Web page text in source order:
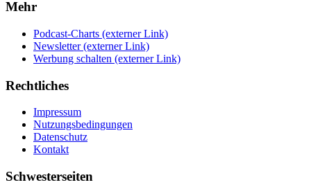
Mehr
Podcast-Charts (externer Link)
Newsletter (externer Link)
Werbung schalten (externer Link)
Rechtliches
Impressum
Nutzungsbedingungen
Datenschutz
Kontakt
Schwesterseiten